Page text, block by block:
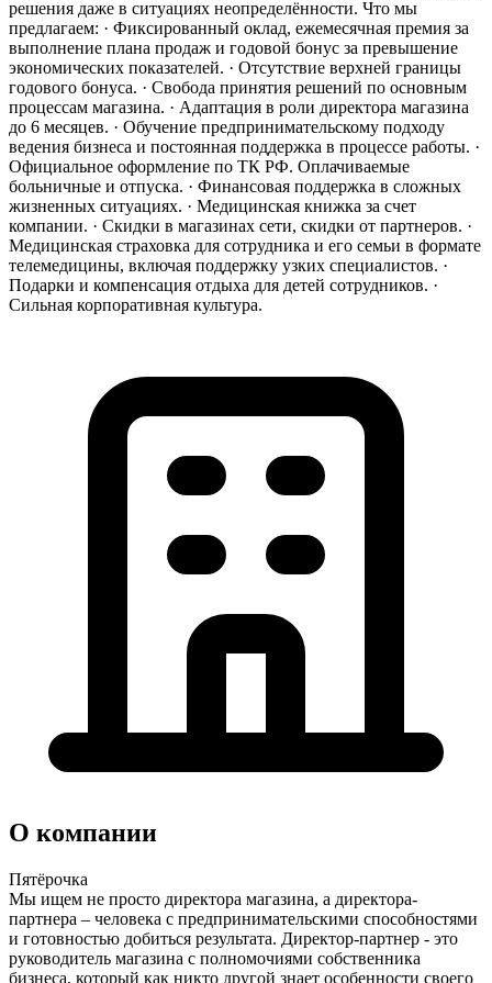
решения даже в ситуациях неопределённости. Что мы
предлагаем: · Фиксированный оклад, ежемесячная премия за
выполнение плана продаж и годовой бонус за превышение
экономических показателей. · Отсутствие верхней границы
годового бонуса. · Свобода принятия решений по основным
процессам магазина. · Адаптация в роли директора магазина
до 6 месяцев. · Обучение предпринимательскому подходу
ведения бизнеса и постоянная поддержка в процессе работы. ·
Официальное оформление по ТК РФ. Оплачиваемые
больничные и отпуска. · Финансовая поддержка в сложных
жизненных ситуациях. · Медицинская книжка за счет
компании. · Скидки в магазинах сети, скидки от партнеров. ·
Медицинская страховка для сотрудника и его семьи в формате
телемедицины, включая поддержку узких специалистов. ·
Подарки и компенсация отдыха для детей сотрудников. ·
Сильная корпоративная культура.
О компании
Пятёрочка
Мы ищем не просто директора магазина, а директора-
партнера – человека с предпринимательскими способностями
и готовностью добиться результата. Директор-партнер - это
руководитель магазина с полномочиями собственника
бизнеса, который как никто другой знает особенности своего